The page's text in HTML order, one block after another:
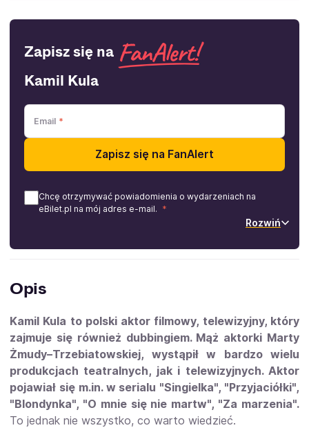
Zapisz się na
Kamil Kula
Email
Zapisz się na FanAlert
Chcę otrzymywać powiadomienia o wydarzeniach na
eBilet.pl na mój adres e-mail.
Rozwiń
Opis
Kamil Kula to polski aktor filmowy, telewizyjny, który
zajmuje się również dubbingiem. Mąż aktorki Marty
Żmudy–Trzebiatowskiej, wystąpił w bardzo wielu
produkcjach teatralnych, jak i telewizyjnych. Aktor
pojawiał się m.in. w serialu "Singielka", "Przyjaciółki",
"Blondynka", "O mnie się nie martw", "Za marzenia".
To jednak nie wszystko, co warto wiedzieć.